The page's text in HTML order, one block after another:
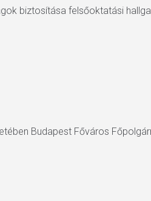
biztosítása felsőoktatási
Budapest Főváros